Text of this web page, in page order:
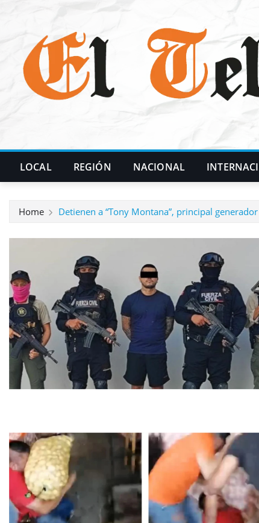
LOCAL REGIÓN NACIONAL
Home Detienen a “Tony Montana”, principal